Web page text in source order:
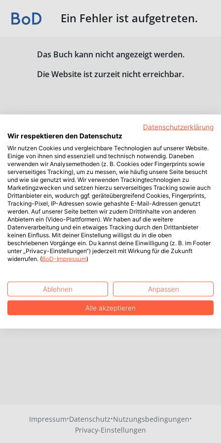
Ein Fehler ist aufgetreten.
Das Buch kann nicht angezeigt werden.
Die Website ist zurzeit nicht erreichbar.
Impressum·Datenschutz·Nutzungsbedingungen·
Privacy-Einstellungen
Datenschutzerklärung
Wir respektieren den Datenschutz
Wir nutzen Cookies und vergleichbare Technologien auf unserer Website.
Einige von ihnen sind essenziell und technisch notwendig. Daneben
verwenden wir Analysemethoden (z. B. Cookies oder Fingerprints sowie
serverseitiges Tracking), um zu messen, wie häufig unsere Seite besucht
und wie sie genutzt wird. Wir verwenden Trackingtechnologien zu
Marketingzwecken und setzen hierzu serverseitiges Tracking sowie auch
Drittanbieter ein, wodurch ggf. geräteübergreifend Cookies, Fingerprints,
Tracking-Pixel, IP-Adressen sowie gehashte E-Mail-Adressen genutzt
werden. Auf unserer Seite betten wir zudem Drittinhalte von anderen
Anbietern ein (Video-Plattformen). Wir haben auf die weitere
Datenverarbeitung und ein etwaiges Tracking durch den Drittanbieter
keinen Einfluss. Mit deiner Einstellung willigst du in die oben
beschriebenen Vorgänge ein. Du kannst deine Einwilligung (z. B. im Footer
unter „Privacy-Einstellungen“) jederzeit mit Wirkung für die Zukunft
widerrufen. (BoD-Impressum)
Ablehnen Anpassen
Alle akzeptieren